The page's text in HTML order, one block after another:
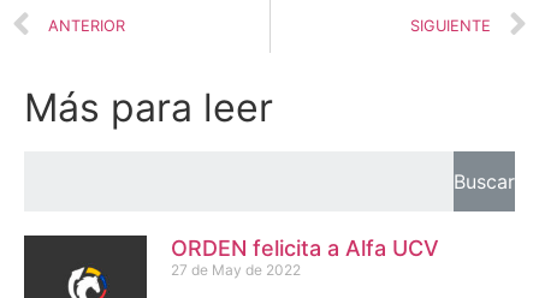
ANTERIOR SIGUIENTE
Más para leer
Buscar
ORDEN felicita a Alfa UCV
27 de May de 2022